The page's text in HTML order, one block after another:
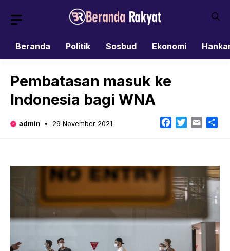
Beranda
Politik Sosbud Ekonomi
Pembatasan masuk ke
Indonesia bagi WNA
admin 29 November 2021 Facebook
TwitterEmail